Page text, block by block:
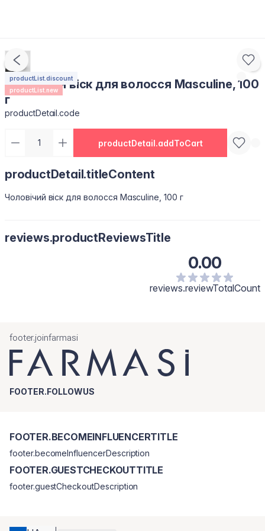
productList.discount
productList.new
Чоловічий віск для волосся Masculine, 100
г
productDetail.code
productDetail.addToCart
productDetail.titleContent
Чоловічий віск для волосся Masculine, 100 г
reviews.productReviewsTitle
0.00
reviews.reviewTotalCount
footer.joinfarmasi
FOOTER.FOLLOWUS
FOOTER.BECOMEINFLUENCERTITLE
footer.becomeInfluencerDescription
FOOTER.GUESTCHECKOUTTITLE
footer.guestCheckoutDescription